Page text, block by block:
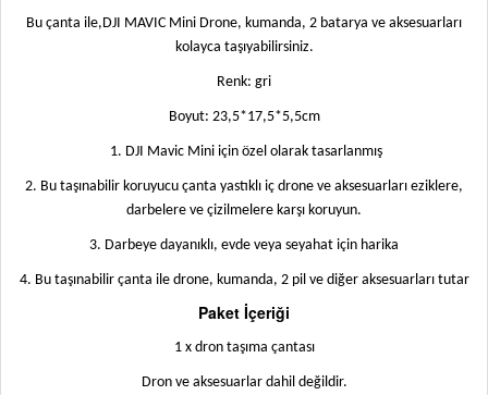
Bu çanta ile,DJI MAVIC Mini Drone, kumanda, 2 batarya ve aksesuarları
kolayca taşıyabilirsiniz.
Renk: gri
Boyut: 23,5*17,5*5,5cm
1. DJI Mavic Mini için özel olarak tasarlanmış
2. Bu taşınabilir koruyucu çanta yastıklı iç drone ve aksesuarları eziklere,
darbelere ve çizilmelere karşı koruyun.
3. Darbeye dayanıklı, evde veya seyahat için harika
4. Bu taşınabilir çanta ile drone, kumanda, 2 pil ve diğer aksesuarları tutar
Paket İçeriği
1 x dron taşıma çantası
Dron ve aksesuarlar dahil değildir.